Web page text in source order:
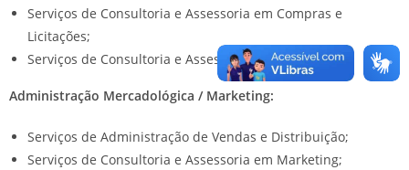
Serviços de Consultoria e Assessoria em Compras e
Licitações;
Serviços de Consultoria e Assessoria em Logística.
Administração Mercadológica / Marketing:
Serviços de Administração de Vendas e Distribuição;
Serviços de Consultoria e Assessoria em Marketing;